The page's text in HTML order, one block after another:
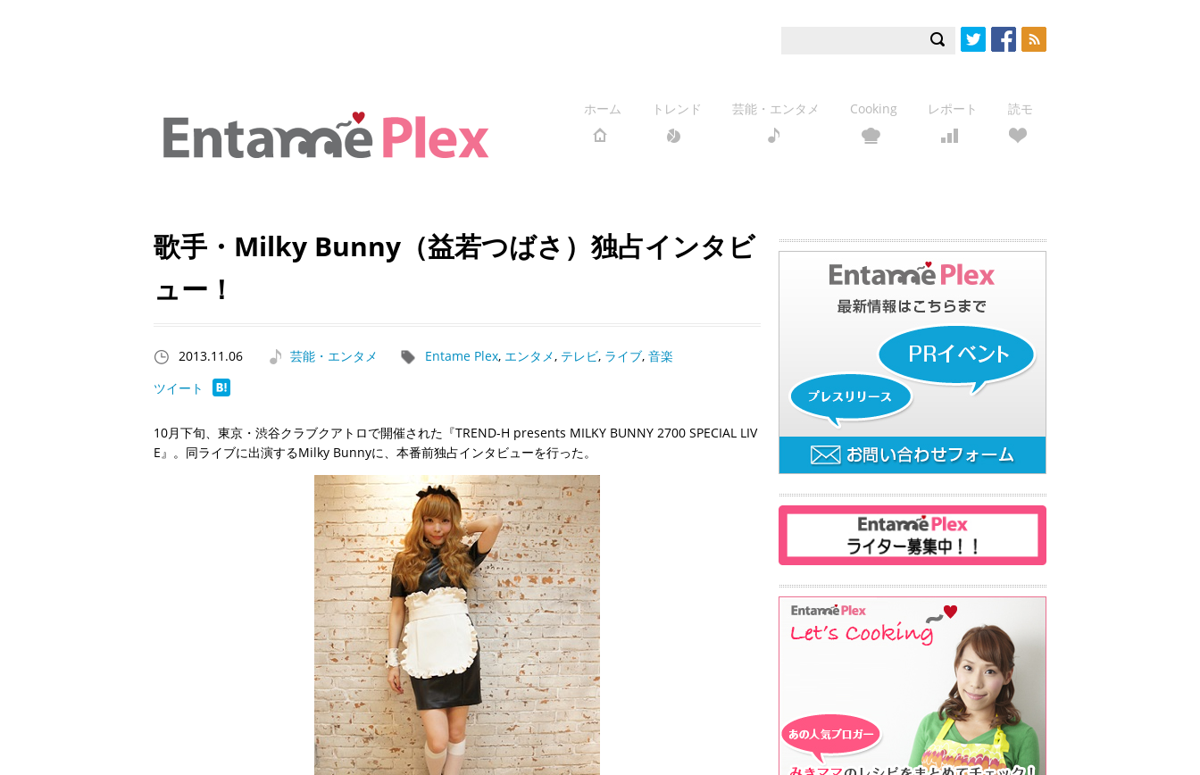
ホーム トレンド 芸能・エンタメ Cooking レポート 読モ
歌手・Milky Bunny（益若つばさ）独占インタビ
ュー！
2013.11.06 芸能・エンタメ Entame Plex, エンタメ, テレビ, ライブ, 音楽
ツイート
10月下旬、東京・渋谷クラブクアトロで開催された『TREND-H presents MILKY BUNNY 2700 SPECIAL LIV
E』。同ライブに出演するMilky Bunnyに、本番前独占インタビューを行った。